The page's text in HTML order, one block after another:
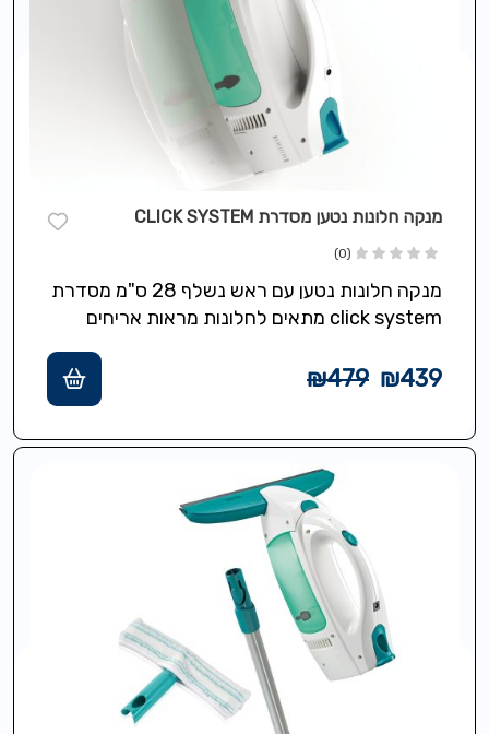
מנקה חלונות נטען מסדרת CLICK SYSTEM
(0)
מנקה חלונות נטען עם ראש נשלף 28 ס"מ מסדרת
click system מתאים לחלונות מראות אריחים
₪479 ₪439